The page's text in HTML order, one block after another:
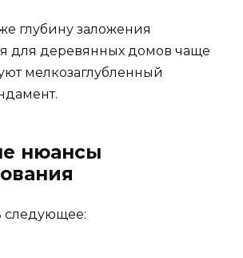
глубину заложения
для деревянных домов чаще
мелкозаглубленный
нюансы
следующее: